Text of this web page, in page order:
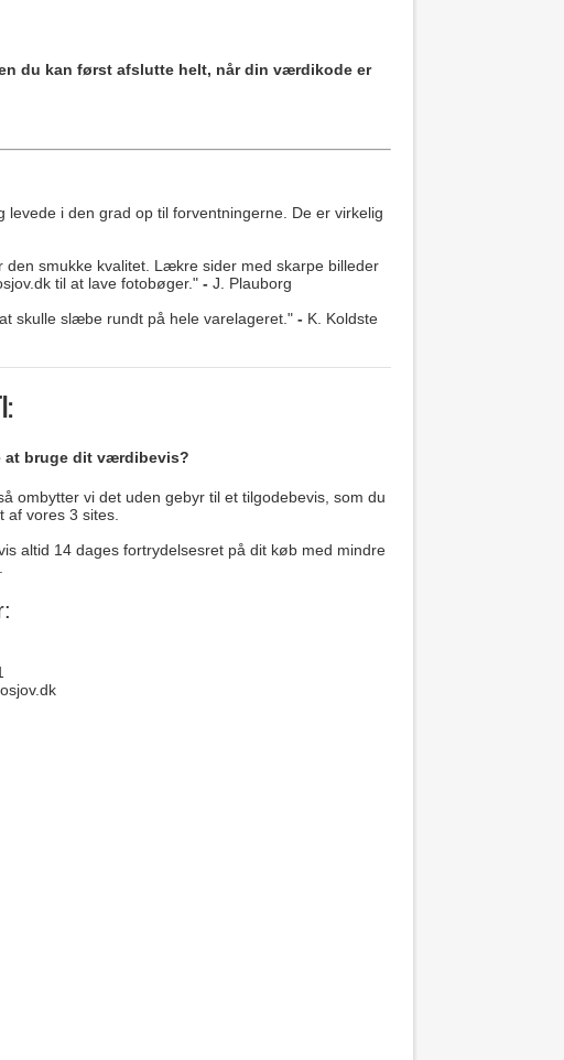
du kan først afslutte helt, når din værdikode er
i den grad op til forventningerne. De er virkelig
smukke kvalitet. Lækre sider med skarpe billeder
til at lave fotobøger." - J. Plauborg
skulle slæbe rundt på hele varelageret." - K. Koldste
at bruge dit værdibevis?
ombytter vi det uden gebyr til et tilgodebevis, som du
af vores 3 sites.
altid 14 dages fortrydelsesret på dit køb med mindre